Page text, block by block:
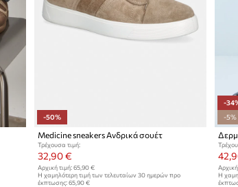
-50%
Medicine sneakers Ανδρικά σουέτ
Τρέχουσα τιμή:
32,90 €
Αρχική τιμή: 65,90 €
Η χαμηλότερη τιμή των τελευταίων 30 ημερών προ
έκπτωσης: 65,90 €
-
-
Αρχική
Η